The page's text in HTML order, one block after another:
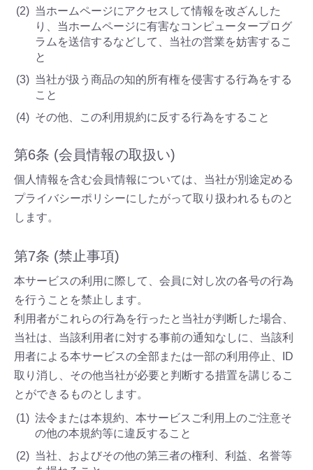
当ホームページにアクセスして情報を改ざんした
り、当ホームページに有害なコンピュータープログ
ラムを送信するなどして、当社の営業を妨害するこ
と
当社が扱う商品の知的所有権を侵害する行為をする
こと
その他、この利用規約に反する行為をすること
第6条 (会員情報の取扱い)
個人情報を含む会員情報については、当社が別途定める
プライバシーポリシーにしたがって取り扱われるものと
します。
第7条 (禁止事項)
本サービスの利用に際して、会員に対し次の各号の行為
を行うことを禁止します。
利用者がこれらの行為を行ったと当社が判断した場合、
当社は、当該利用者に対する事前の通知なしに、当該利
用者による本サービスの全部または一部の利用停止、ID
取り消し、その他当社が必要と判断する措置を講じるこ
とができるものとします。
法令または本規約、本サービスご利用上のご注意そ
の他の本規約等に違反すること
当社、およびその他の第三者の権利、利益、名誉等